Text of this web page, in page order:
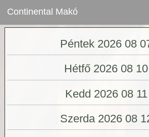
Continental Makó
Péntek 2026 08
Hétfő 2026 08 10
Kedd 2026 08 11
Szerda 2026 08